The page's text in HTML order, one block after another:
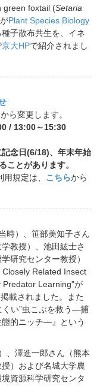
green foxtail (Setaria
Plant Species Biology
子散布共生を、イネ
京大HPで紹介されまし
ら変更します。
/ 13:00～15:30
念日(6/18)、年末年始
ことがあります。
規定は、
こちらから
時）、笹部美知子さん
教授）、池田紘士さ
研究センター教授）
Related Insect
Learning"が
載されました。また
くい”虫こぶを救う―捕
的ニッチ―』という
、澤進一郎さん（熊本
）および名城大学農
資源科学研究センタ